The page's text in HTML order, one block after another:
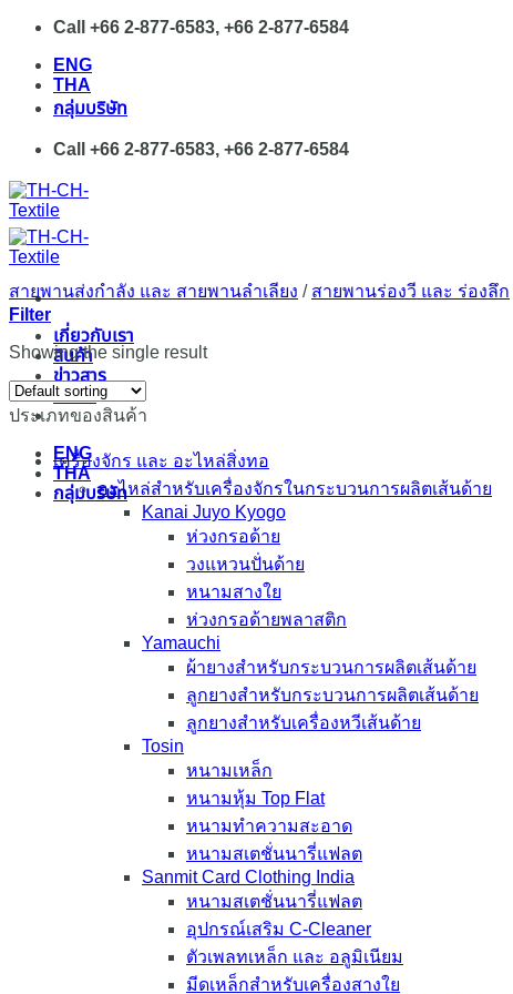
Skip
content
Call +66 2-877-6583, +66 2-877-6584
ENG
THA
กลุ่มบริษัท
Call +66 2-877-6583, +66 2-877-6584
เกี่ยวกับเรา
สินค้า
ข่าวสาร
ติดต่อ
ENG
THA
กลุ่มบริษัท
สายพานส่งกำลัง และ สายพานลำเลียง / สายพานร่องวี และ ร่องลึก
Filter
Showing the single result
ประเภทของสินค้า
เครื่องจักร และ อะไหล่สิ่งทอ
อะไหล่สำหรับเครื่องจักรในกระบวนการผลิตเส้นด้าย
Kanai Juyo Kyogo
ห่วงกรอด้าย
วงแหวนปั่นด้าย
หนามสางใย
ห่วงกรอด้ายพลาสติก
Yamauchi
ผ้ายางสำหรับกระบวนการผลิตเส้นด้าย
ลูกยางสำหรับกระบวนการผลิตเส้นด้าย
ลูกยางสำหรับเครื่องหวีเส้นด้าย
Tosin
หนามเหล็ก
หนามหุ้ม Top Flat
หนามทำความสะอาด
หนามสเตชั่นนารี่แฟลต
Sanmit Card Clothing India
หนามสเตชั่นนารี่แฟลต
อุปกรณ์เสริม C-Cleaner
ตัวเพลทเหล็ก และ อลูมิเนียม
มีดเหล็กสำหรับเครื่องสางใย